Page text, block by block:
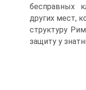
бесправных
других мест,
структуру
защиту у